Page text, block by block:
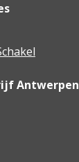
Antwerpen